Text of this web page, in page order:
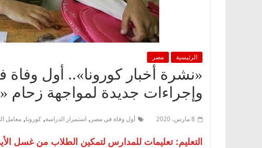
الرئيسية مصر
«نشرة أخبار كورونا».. أول
وإجراءات جديدة لمواجهة زحام
8 مارس، 2020 أول وفاة في مصر , استمرار الدراسة, كورونا, معامل
التعليم: تعليمات للمدارس لتمكين الطلاب من غسل